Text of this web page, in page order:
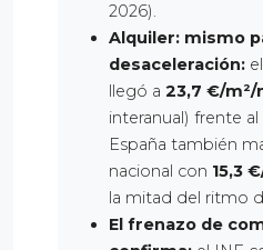
2026).
Alquiler: mismo
desaceleración:
llegó a 23,7 €/m²/
interanual) frente al
España también
nacional con 15,3
la mitad del ritmo
El frenazo de